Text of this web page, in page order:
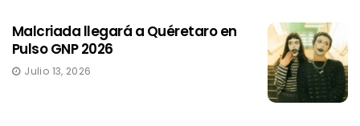
Malcriada llegará a Quéretaro en
Pulso GNP 2026
Julio 13, 2026